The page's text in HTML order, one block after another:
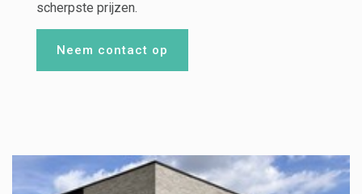
scherpste prijzen.
Neem contact op